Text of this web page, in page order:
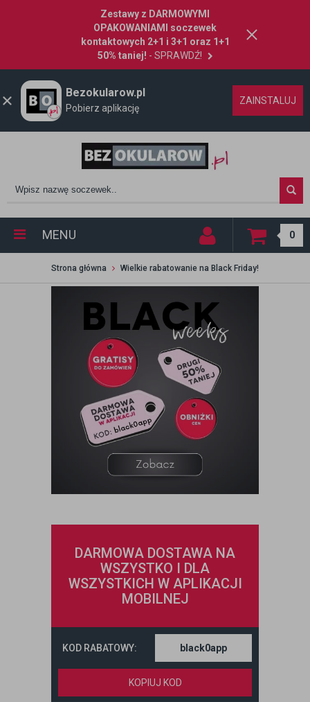
Zestawy z DARMOWYMI
OPAKOWANIAMI soczewek
kontaktowych 2+1 i 3+1 oraz 1+1
50% taniej! - SPRAWDŹ!
Bezokularow.pl
Pobierz aplikację
ZAINSTALUJ
MENU 0
Strona główna Wielkie rabatowanie na Black Friday!
DARMOWA DOSTAWA NA
WSZYSTKO I DLA
WSZYSTKICH W APLIKACJI
MOBILNEJ
KOD RABATOWY:
KOPIUJ KOD